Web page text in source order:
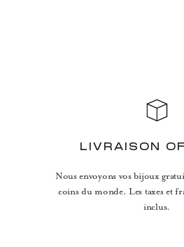
LIVRAISON
Nous envoyons vos bijoux
coins du monde. Les taxes et
inclus.